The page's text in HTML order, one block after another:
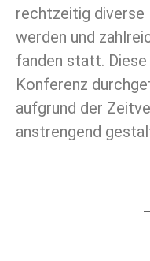
rechtzeitig diverse
werden und
fanden statt.
Konferenz
aufgrund der
anstrengend